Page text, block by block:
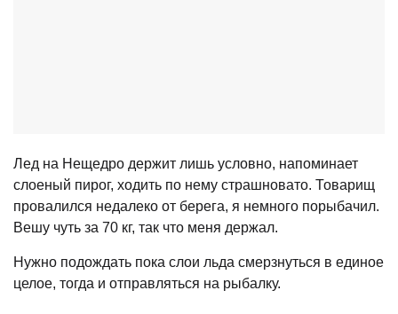
Лед на Нещедро держит лишь условно, напоминает
слоеный пирог, ходить по нему страшновато. Товарищ
провалился недалеко от берега, я немного порыбачил.
Вешу чуть за 70 кг, так что меня держал.
Нужно подождать пока слои льда смерзнуться в единое
целое, тогда и отправляться на рыбалку.